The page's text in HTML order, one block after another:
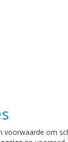
voorwaarde om